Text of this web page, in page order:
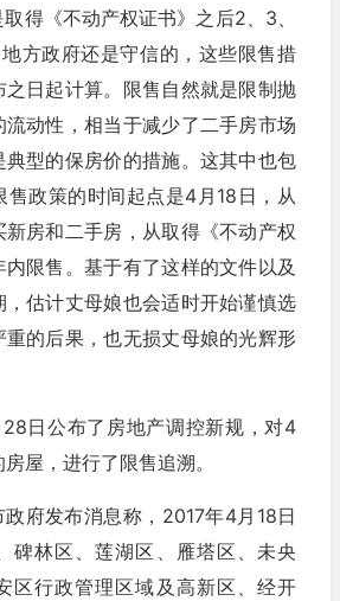
得《不动产权证书》之后2、3、
方政府还是守信的，这些限售措
日起计算。限售自然就是限制抛
动性，相当于减少了二手房市场
典型的保房价的措施。这其中也包
售政策的时间起点是4月18日，从
房和二手房，从取得《不动产权
限售。基于有了这样的文件以及
估计丈母娘也会适时开始谨慎选
的后果，也无损丈母娘的光辉形
日公布了房地产调控新规，对4
屋，进行了限售追溯。
府发布消息称，2017年4月18日
碑林区、莲湖区、雁塔区、未央
区行政管理区域及高新区、经开